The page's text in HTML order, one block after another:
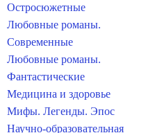
Остросюжетные
Любовные романы.
Современные
Любовные романы.
Фантастические
Медицина и здоровье
Мифы. Легенды. Эпос
Научно-образовательная